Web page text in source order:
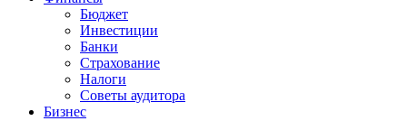
Бюджет
Инвестиции
Банки
Страхование
Налоги
Советы аудитора
Бизнес